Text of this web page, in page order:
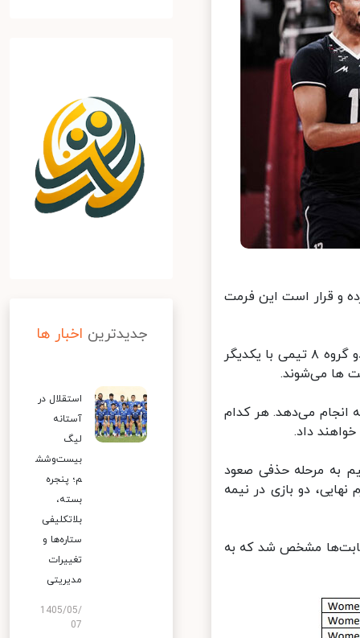
و قرار است این فرمت
در قالب جدید لیگ ملت‌های والیبال، ۱۶ تیم مردان و ۱۶ تیم زنان در قالب دو گروه ۸ تیمی با یکدیگر
ها می‌شوند.
سه هفته انجام می‌دهد. هر کدام
داد.
به مرحله حذفی صعود
دو بازی در نیمه
مشخص شد که به
جدیدترین اخبار ها
استقلال در
آستانه
لیگ
بیست‌وشش
م؛ پنجره
بسته،
بلاتکلیفی
ستاره‌ها و
تغییرات
مدیریتی
1405/05/
07